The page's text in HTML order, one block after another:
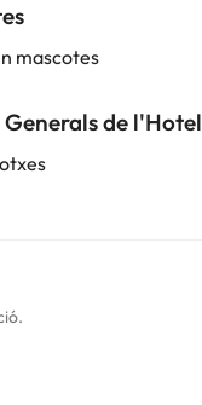
mascotes
Generals de l'Hotel